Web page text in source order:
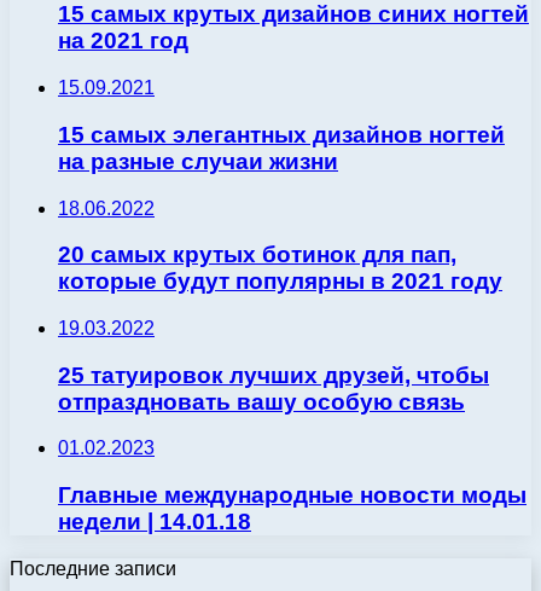
15 самых крутых дизайнов синих ногтей
на 2021 год
15.09.2021
15 самых элегантных дизайнов ногтей
на разные случаи жизни
18.06.2022
20 самых крутых ботинок для пап,
которые будут популярны в 2021 году
19.03.2022
25 татуировок лучших друзей, чтобы
отпраздновать вашу особую связь
01.02.2023
Главные международные новости моды
недели | 14.01.18
Последние записи